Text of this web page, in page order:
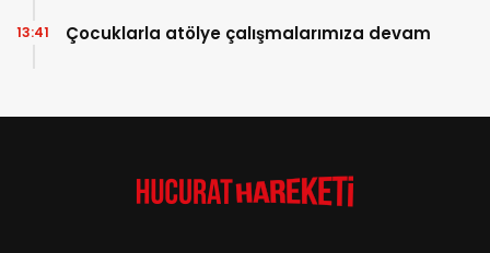
Çocuklarla atölye çalışmalarımıza devam
13:41